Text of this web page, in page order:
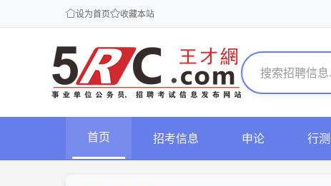
设为首页 收藏本站
首页 招考信息 申论 行测